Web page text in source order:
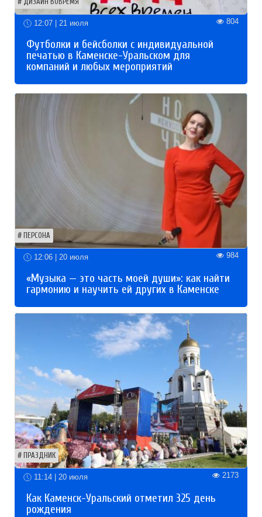
12:07 | 21 июля 804
Футболки и бейсболки с индивидуальной
печатью в Каменске-Уральском для
компаний и любых мероприятий
ПЕРСОНА
12:06 | 20 июля 984
«Музыка — это часть моей души»: как найти
гармонию и научить ей других в Каменске
ПРАЗДНИК
11:14 | 20 июля 2173
Как Каменск-Уральский отметил 325 день
рождения